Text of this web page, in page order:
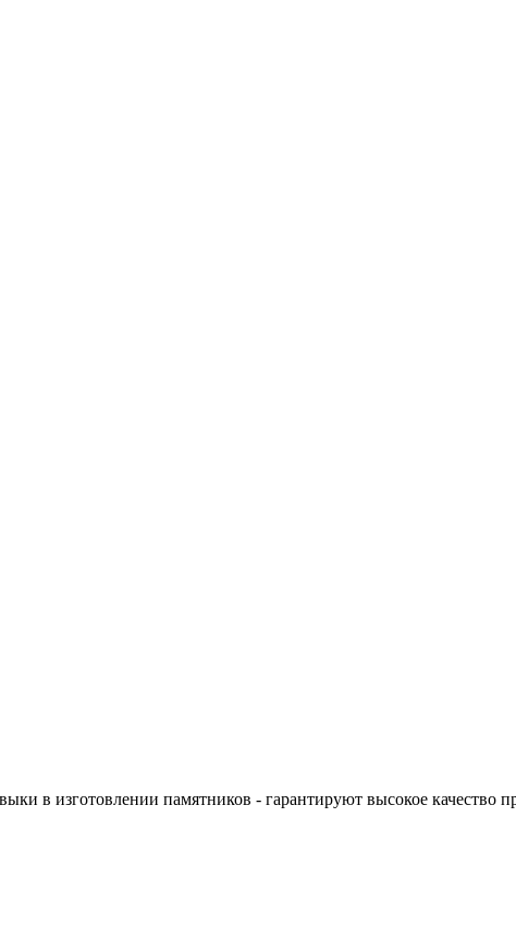
в изготовлении памятников - гарантируют высокое качество